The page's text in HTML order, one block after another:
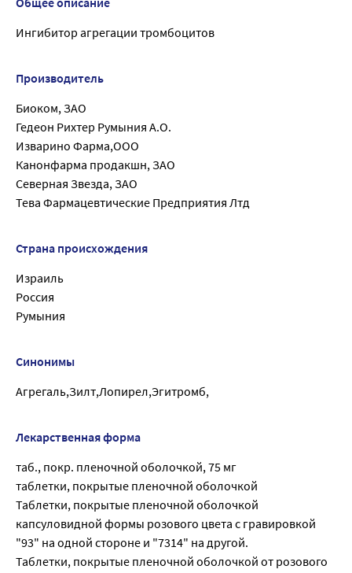
Ингибитор агрегации тромбоцитов
Производитель
Биоком, ЗАО
Гедеон Рихтер Румыния А.О.
Изварино Фарма,ООО
Канонфарма продакшн, ЗАО
Северная Звезда, ЗАО
Тева Фармацевтические Предприятия Лтд
Страна происхождения
Израиль
Россия
Румыния
Синонимы
Агрегаль,Зилт,Лопирел,Эгитромб,
Лекарственная форма
таб., покр. пленочной оболочкой, 75 мг
таблетки, покрытые пленочной оболочкой
Таблетки, покрытые пленочной оболочкой
капсуловидной формы розового цвета с гравировкой
"93" на одной стороне и "7314" на другой.
Таблетки, покрытые пленочной оболочкой от розового